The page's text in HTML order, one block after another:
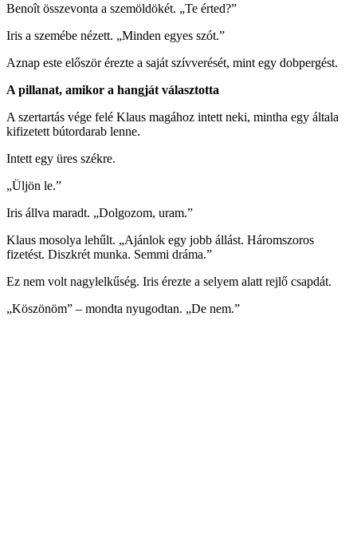
Benoît összevonta a szemöldökét. „Te érted?”
Iris a szemébe nézett. „Minden egyes szót.”
Aznap este először érezte a saját szívverését, mint egy dobpergést.
A pillanat, amikor a hangját választotta
A szertartás vége felé Klaus magához intett neki, mintha egy általa
kifizetett bútordarab lenne.
Intett egy üres székre.
„Üljön le.”
Iris állva maradt. „Dolgozom, uram.”
Klaus mosolya lehűlt. „Ajánlok egy jobb állást. Háromszoros
fizetést. Diszkrét munka. Semmi dráma.”
Ez nem volt nagylelkűség. Iris érezte a selyem alatt rejlő csapdát.
„Köszönöm” – mondta nyugodtan. „De nem.”